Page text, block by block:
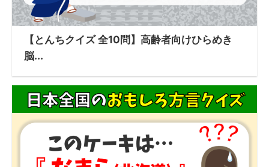
【とんちクイズ 全10問】高齢者向けひらめき
脳...